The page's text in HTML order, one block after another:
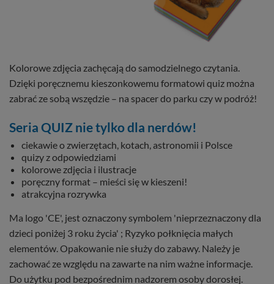
Kolorowe zdjęcia zachęcają do samodzielnego czytania.
Dzięki poręcznemu kieszonkowemu formatowi quiz można
zabrać ze sobą wszędzie – na spacer do parku czy w podróż!
Seria QUIZ nie tylko dla nerdów!
ciekawie o zwierzętach, kotach, astronomii i Polsce
quizy z odpowiedziami
kolorowe zdjęcia i ilustracje
poręczny format – mieści się w kieszeni!
atrakcyjna rozrywka
Ma logo 'CE', jest oznaczony symbolem 'nieprzeznaczony dla
dzieci poniżej 3 roku życia' ; Ryzyko połknięcia małych
elementów. Opakowanie nie służy do zabawy. Należy je
zachować ze względu na zawarte na nim ważne informacje.
Do użytku pod bezpośrednim nadzorem osoby dorosłej.